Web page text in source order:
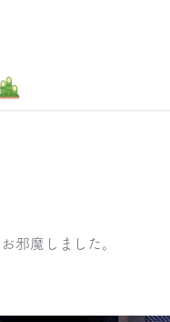
邪魔しました。